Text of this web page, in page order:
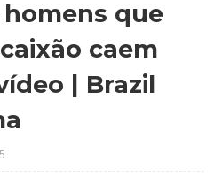
homens que
caem
| Brazil